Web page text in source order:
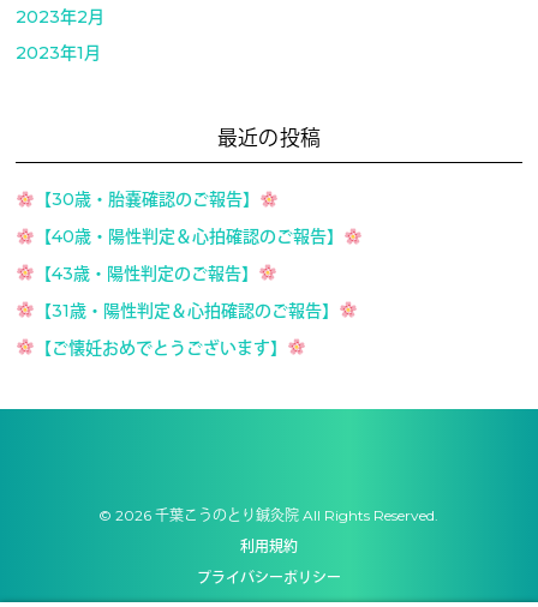
2023年2月
2023年1月
最近の投稿
【30歳・胎嚢確認のご報告】
【40歳・陽性判定＆心拍確認のご報告】
【43歳・陽性判定のご報告】
【31歳・陽性判定＆心拍確認のご報告】
【ご懐妊おめでとうございます】
© 2026 千葉こうのとり鍼灸院 All Rights Reserved.
利用規約
プライバシーポリシー